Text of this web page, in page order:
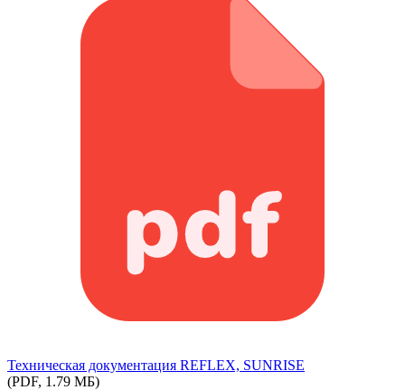
Техническая документация REFLEX, SUNRISE
(PDF, 1.79 МБ)